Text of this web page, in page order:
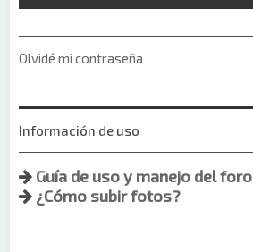
Olvidé mi contraseña
Información de uso
Guía de uso y manejo del foro
¿Cómo subir fotos?